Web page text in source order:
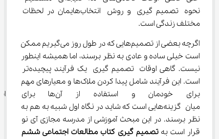
نحوه تصمیم گیری و روش انتخاب‌هایمان در لحظات
مختلف زندگی است.
اگرچه بعضی از تصمیم‌هایی که در طول روز می‌گیریم ممکن
است خیلی ساده و عادی به نظر برسند، اما همیشه اینطور
نیست. گاهی اوقات تصمیم گیری یک فرآیند پیچیده‌تر
است. این فرآیند شامل پیدا کردن ملاک‌ها و معیارهای مهم
برای خودمان و استفاده از
میان گزینه‌هایی است که شاید در نگاه اول شبیه به هم به
نظر برسند. در این مبحث آموزشی از مدرسه مجازی آی نو
قرار است به تصمیم گیری کتاب مطالعات اجتماعی ششم